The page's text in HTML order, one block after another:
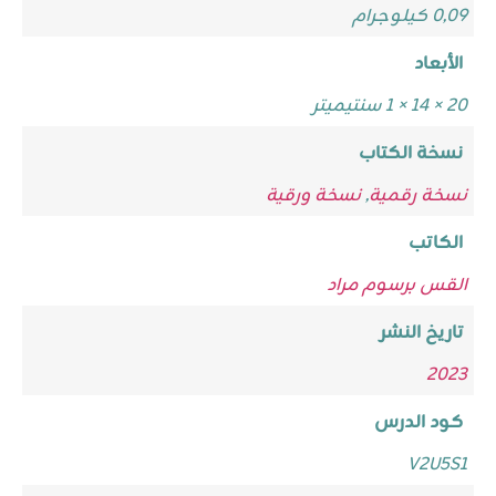
0,09 كيلوجرام
الأبعاد
20 × 14 × 1 سنتيميتر
نسخة الكتاب
نسخة رقمية,نسخة ورقية
الكاتب
القس برسوم مراد
تاريخ النشر
2023
كود الدرس
V2U5S1